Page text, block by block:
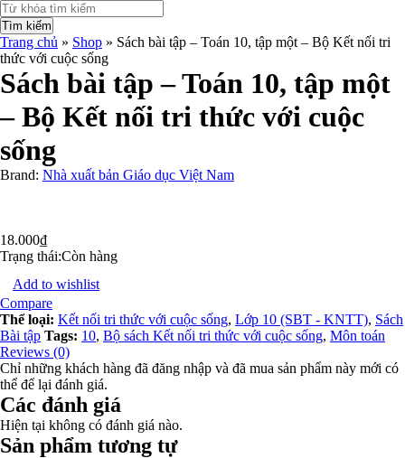
Tìm kiếm
Trang chủ » Shop » Sách bài tập – Toán 10, tập một – Bộ Kết nối tri
thức với cuộc sống
Sách bài tập – Toán 10, tập một
– Bộ Kết nối tri thức với cuộc
sống
Brand: Nhà xuất bản Giáo dục Việt Nam
18.000₫
Trạng thái:Còn hàng
Add to wishlist
Compare
Thể loại: Kết nối tri thức với cuộc sống, Lớp 10 (SBT - KNTT), Sách
Bài tập Tags: 10, Bộ sách Kết nối tri thức với cuộc sống, Môn toán
Reviews (0)
Chỉ những khách hàng đã đăng nhập và đã mua sản phẩm này mới có
thể để lại đánh giá.
Các đánh giá
Hiện tại không có đánh giá nào.
Sản phẩm tương tự